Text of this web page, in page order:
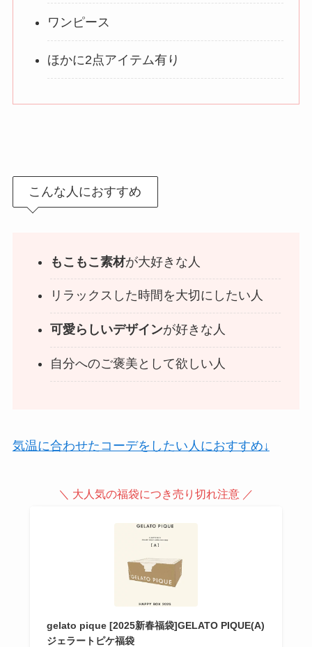
ワンピース
ほかに2点アイテム有り
こんな人におすすめ
もこもこ素材が大好きな人
リラックスした時間を大切にしたい人
可愛らしいデザインが好きな人
自分へのご褒美として欲しい人
気温に合わせたコーデをしたい人におすすめ↓
＼ 大人気の福袋につき売り切れ注意 ／
gelato pique [2025新春福袋]GELATO PIQUE(A)
ジェラートピケ福袋